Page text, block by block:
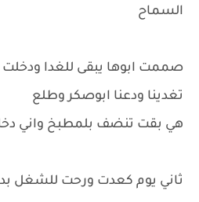
السماح
صممت ابوها يبقى للغدا
تغدينا ودعنا ابوصكر وطلع
هي بقت تنضف بلمطبخ واني
ثاني يوم كعدت ورحت للشغل